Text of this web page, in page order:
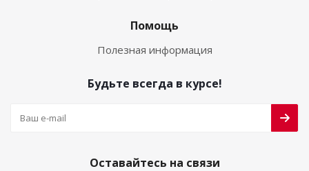
Помощь
Полезная информация
Будьте всегда в курсе!
Оставайтесь на связи